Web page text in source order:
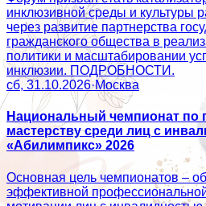
инклюзивной среды и культуры
через развитие партнерства
гражданского общества в
политики и масштабировании
инклюзии. ПОДРОБНОСТИ.
сб, 31.10.2026·Москва
Национальный чемпионат по
мастерству среди лиц с
«Абилимпикс» 2026
Основная цель чемпионатов –
эффективной